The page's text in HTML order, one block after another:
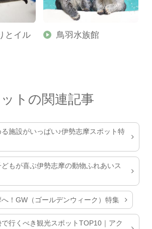
とイル
鳥羽水族館
トの関連記事
施設がいっぱい♪伊勢志摩スポット特
どもが喜ぶ伊勢志摩の動物ふれあいス
！GW（ゴールデンウィーク）特集
で行くべき観光スポットTOP10｜アク